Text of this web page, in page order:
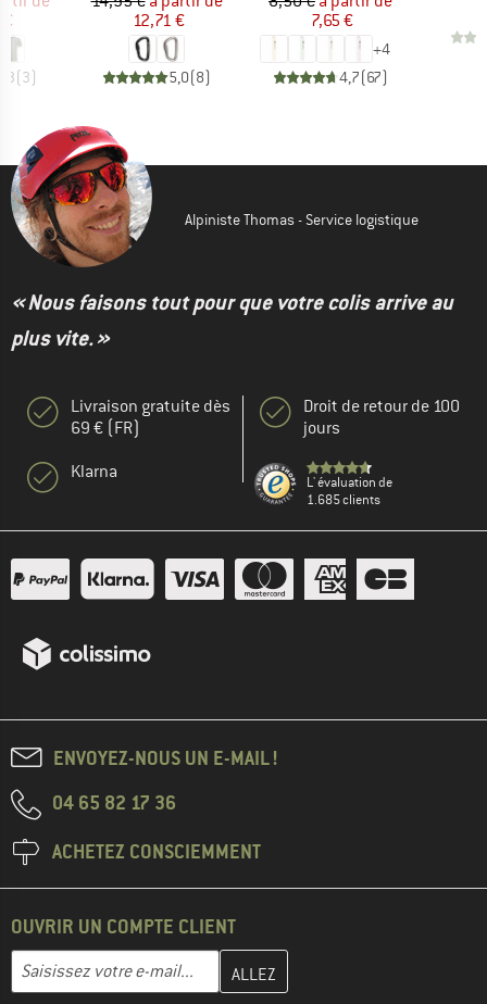
(3)
12,71 €
5,0(8)
7,65 €
+4
4,7(67)
Alpiniste Thomas - Service logistique
« Nous faisons tout pour que votre colis arrive au
plus vite. »
Livraison gratuite dès
69 € (FR)
Klarna
Droit de retour de 100
jours
L' évaluation de
1.685 clients
ENVOYEZ-NOUS UN E-MAIL !
04 65 82 17 36
ACHETEZ CONSCIEMMENT
OUVRIR UN COMPTE CLIENT
Adresse e-mail
Entrez votre adresse e-mail ici et créez votre compte client à la